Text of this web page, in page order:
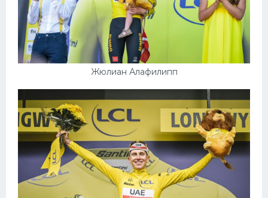
Жюлиан Алафилипп